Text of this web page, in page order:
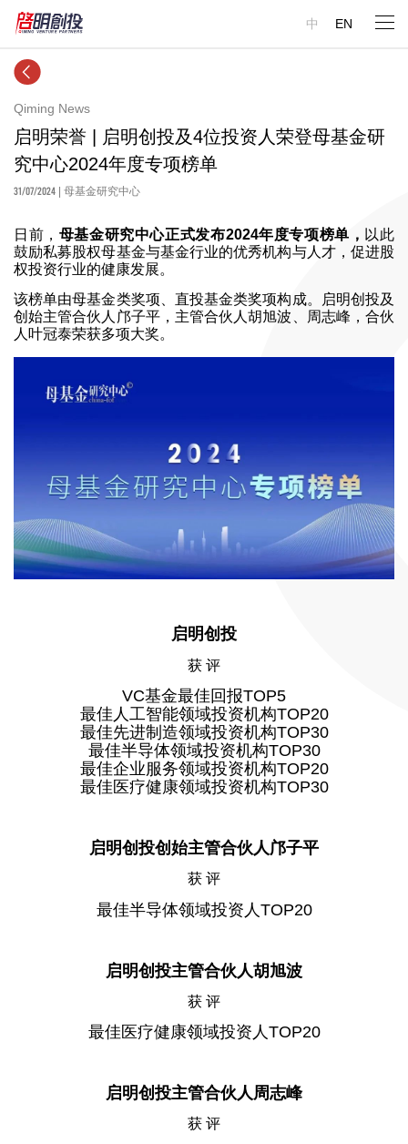
中 EN
Qiming News
启明荣誉 | 启明创投及4位投资人荣登母基金研
究中心2024年度专项榜单
31/07/2024 | 母基金研究中心
日前， 母基金研究中心正式发布2024年度专项榜单， 以此
鼓励私募股权母基金与基金行业的优秀机构与人才，促进股
权投资行业的健康发展。
该榜单由母基金类奖项、直投基金类奖项构成。启明创投及
创始主管合伙人邝子平，主管合伙人胡旭波、周志峰，合伙
人叶冠泰荣获多项大奖。
启明创投
获 评
VC基金最佳回报TOP5
最佳人工智能领域投资机构TOP20
最佳先进制造领域投资机构TOP30
最佳半导体领域投资机构TOP30
最佳企业服务领域投资机构TOP20
最佳医疗健康领域投资机构TOP30
启明创投创始主管合伙人邝子平
获 评
最佳半导体领域投资人TOP20
启明创投主管合伙人胡旭波
获 评
最佳医疗健康领域投资人TOP20
启明创投主管合伙人周志峰
获 评